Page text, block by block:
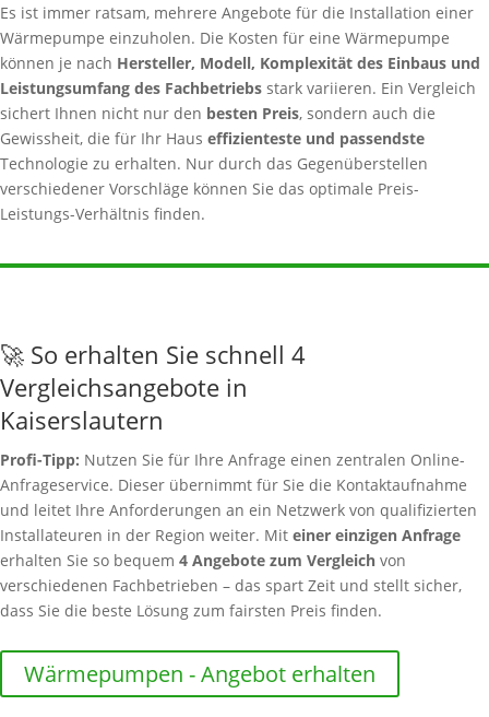
Es ist immer ratsam, mehrere Angebote für die Installation einer
Wärmepumpe einzuholen. Die Kosten für eine Wärmepumpe
können je nach Hersteller, Modell, Komplexität des Einbaus und
Leistungsumfang des Fachbetriebs stark variieren. Ein Vergleich
sichert Ihnen nicht nur den besten Preis, sondern auch die
Gewissheit, die für Ihr Haus effizienteste und passendste
Technologie zu erhalten. Nur durch das Gegenüberstellen
verschiedener Vorschläge können Sie das optimale Preis-
Leistungs-Verhältnis finden.
🚀 So erhalten Sie schnell 4
Vergleichsangebote in
Kaiserslautern
Profi-Tipp: Nutzen Sie für Ihre Anfrage einen zentralen Online-
Anfrageservice. Dieser übernimmt für Sie die Kontaktaufnahme
und leitet Ihre Anforderungen an ein Netzwerk von qualifizierten
Installateuren in der Region weiter. Mit einer einzigen Anfrage
erhalten Sie so bequem 4 Angebote zum Vergleich von
verschiedenen Fachbetrieben – das spart Zeit und stellt sicher,
dass Sie die beste Lösung zum fairsten Preis finden.
Wärmepumpen - Angebot erhalten